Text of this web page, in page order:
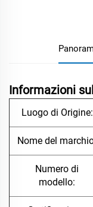
Informazioni
Luogo di Origine:
Nome del
Numero di
modello: